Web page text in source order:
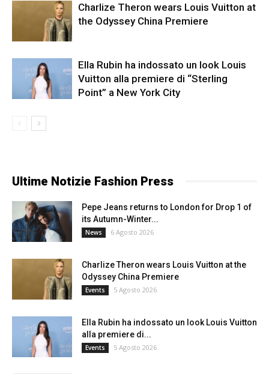
Charlize Theron wears Louis Vuitton at
the Odyssey China Premiere
Ella Rubin ha indossato un look Louis
Vuitton alla premiere di “Sterling
Point” a New York City
Ultime Notizie Fashion Press
Pepe Jeans returns to London for Drop 1 of
its Autumn-Winter...
News 6 Agosto 2026
Charlize Theron wears Louis Vuitton at the
Odyssey China Premiere
Events 5 Agosto 2026
Ella Rubin ha indossato un look Louis Vuitton
alla premiere di...
Events 5 Agosto 2026